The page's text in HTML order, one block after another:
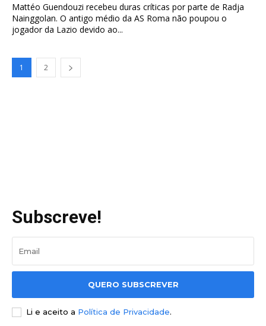
Mattéo Guendouzi recebeu duras críticas por parte de Radja
Nainggolan. O antigo médio da AS Roma não poupou o
jogador da Lazio devido ao...
1 2
Subscreve!
QUERO SUBSCREVER
Li e aceito a Política de Privacidade.